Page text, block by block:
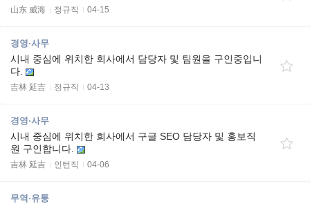
山东 威海 정규직 04-15
경영·사무
시내 중심에 위치한 회사에서 담당자 및 팀원을 구인중입니
다.
吉林 延吉 정규직 04-13
경영·사무
시내 중심에 위치한 회사에서 구글 SEO 담당자 및 홍보직
원 구인합니다.
吉林 延吉 인턴직 04-06
무역·유통